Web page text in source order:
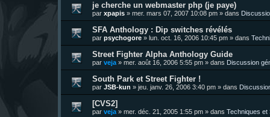
je cherche un webmaster php (je paye)
par xpapis » mer. mars 07, 2007 10:08 pm » dans
SFA Anthology : Dip switches révélés
par psychogore » lun. oct. 16, 2006 10:45 pm » dans
Street Fighter Alpha Anthology Guide
par veja » mer. août 16, 2006 5:55 pm » dans Discussion
South Park et Street Fighter !
par JSB-kun » jeu. janv. 26, 2006 3:40 pm » dans
[CVS2]
par veja » mer. déc. 21, 2005 1:55 pm » dans Techniques et